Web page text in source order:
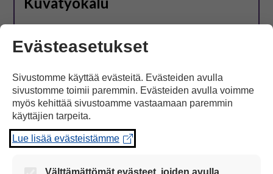
ruudukkopohjaisia kuvastoja. Kuvapankin kuvien
laitteelta. Työkalu toimii tietokoneen lisäksi tabletilla
ja älypuhelimessa.
Avaa kuvatyökalu
Evästeasetukset
Sivustomme käyttää evästeitä. Evästeiden avulla
sivustomme toimii paremmin. Evästeiden avulla voimme
myös kehittää sivustoamme vastaamaan paremmin
käyttäjien tarpeita.
Lue lisää evästeistämme
Välttämättömät evästeet, joiden avulla